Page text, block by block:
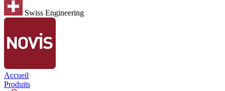
Swiss Engineering
Accueil
Produits